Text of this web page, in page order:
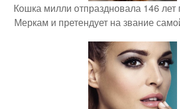
Кошка милли отпраздновала 146 лет
Меркам и претендует на звание